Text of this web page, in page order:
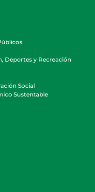
Deportes y Recreación
Social
Sustentable